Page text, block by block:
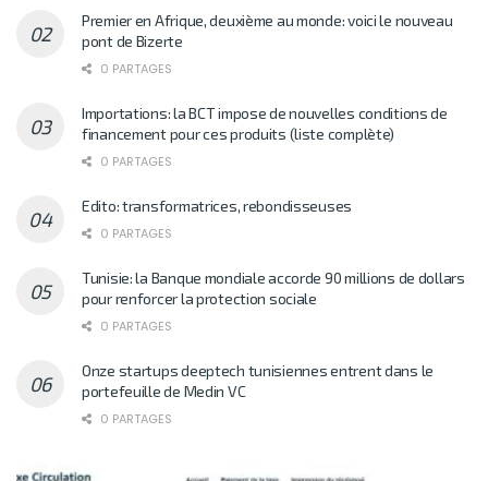
Premier en Afrique, deuxième au monde: voici le nouveau
pont de Bizerte
0 PARTAGES
Importations: la BCT impose de nouvelles conditions de
financement pour ces produits (liste complète)
0 PARTAGES
Edito: transformatrices, rebondisseuses
0 PARTAGES
Tunisie: la Banque mondiale accorde 90 millions de dollars
pour renforcer la protection sociale
0 PARTAGES
Onze startups deeptech tunisiennes entrent dans le
portefeuille de Medin VC
0 PARTAGES